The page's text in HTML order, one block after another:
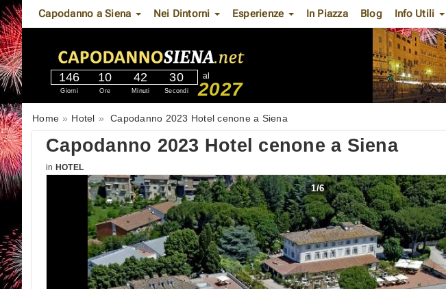
Capodanno a Siena Nei Dintorni Esperienze In Piazza Blog Info Utili
146
Giorni
10
Ore
42
Minuti
29
Secondi
al
2027
Home Hotel Capodanno 2023 Hotel cenone a Siena
Capodanno 2023 Hotel cenone a Siena
in HOTEL
1/6